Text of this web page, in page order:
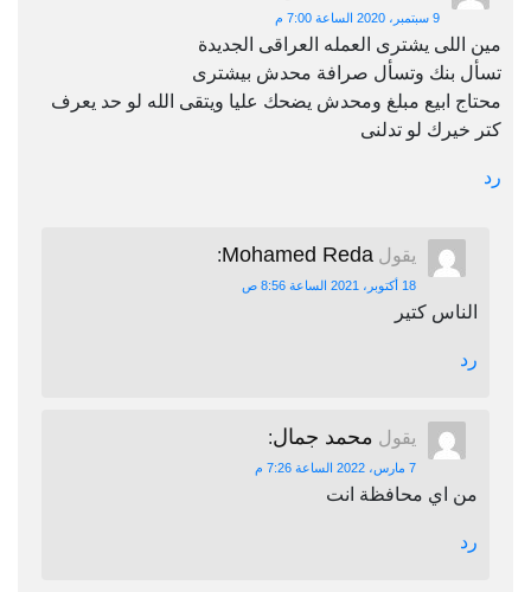
9 سبتمبر، 2020 الساعة 7:00 م
مين اللى يشترى العمله العراقى الجديدة
تسأل بنك وتسأل صرافة محدش بيشترى
محتاج ابيع مبلغ ومحدش يضحك عليا ويتقى الله لو حد يعرف
كتر خيرك لو تدلنى
رد
يقول Mohamed Reda
:
18 أكتوبر، 2021 الساعة 8:56 ص
الناس كتير
رد
يقول محمد جمال:
7 مارس، 2022 الساعة 7:26 م
من اي محافظة انت
رد